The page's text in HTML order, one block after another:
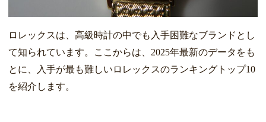
ロレックスは、高級時計の中でも入手困難なブランドとし
て知られています。ここからは、2025年最新のデータをも
とに、入手が最も難しいロレックスのランキングトップ10
を紹介します。